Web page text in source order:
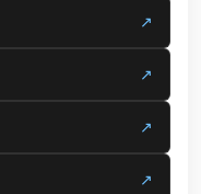
↗
↗
↗
↗